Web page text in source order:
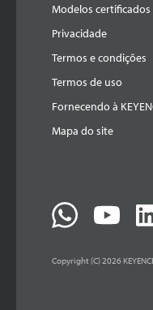
Modelos certificados
Privacidade
Termos e condições
Termos de uso
Fornecendo à
Mapa do site
Copyright (C) 2026